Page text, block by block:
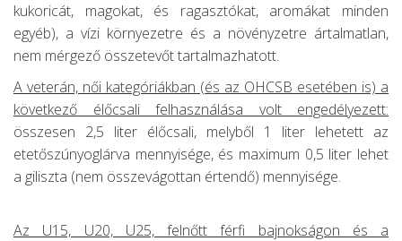
kukoricát, magokat, és ragasztókat, aromákat minden
egyéb), a vízi környezetre és a növényzetre ártalmatlan,
nem mérgező összetevőt tartalmazhatott.
A veterán, női kategóriákban (és az OHCSB esetében is) a
következő élőcsali felhasználása volt engedélyezett:
összesen 2,5 liter élőcsali, melyből 1 liter lehetett az
etetőszúnyoglárva mennyisége, és maximum 0,5 liter lehet
a giliszta (nem összevágottan értendő) mennyisége.
Az U15, U20, U25, felnőtt férfi bajnokságon és a